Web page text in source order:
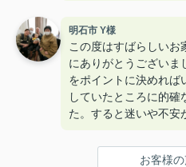
明石市 Y様
この度はすばらしいお
にありがとうございま
をポイントに決めれば
していたところに的確
た。すると迷いや不安
ございました。
お客様